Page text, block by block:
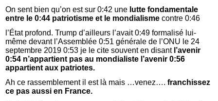
On sent bien qu’on est sur 0:42 une lutte fondamentale
entre le 0:44 patriotisme et le mondialisme contre 0:46
l’État profond. Trump d’ailleurs l’avait 0:49 formalisé lui-
même devant l’Assemblée 0:51 générale de l’ONU le 24
septembre 2019 0:53 je le cite souvent en disant l’avenir
0:54 n’appartient pas au mondialiste l’avenir 0:56
appartient aux patriotes.
Ah ce rassemblement il est là mais …venez….franchissez
ce pas aussi en France.